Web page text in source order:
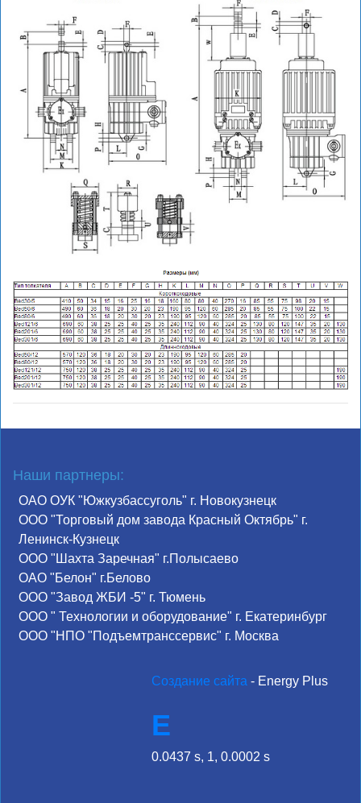
Наши партнеры:
ОАО ОУК "Южкузбассуголь" г. Новокузнецк
ООО "Торговый дом завода Красный Октябрь" г.
Ленинск-Кузнецк
ООО "Шахта Заречная" г.Полысаево
ОАО "Белон" г.Белово
ООО "Завод ЖБИ -5" г. Тюмень
ООО " Технологии и оборудование" г. Екатеринбург
ООО "НПО "Подъемтранссервис" г. Москва
Создание сайта - Energy Plus
E
0.0437 s, 1, 0.0002 s